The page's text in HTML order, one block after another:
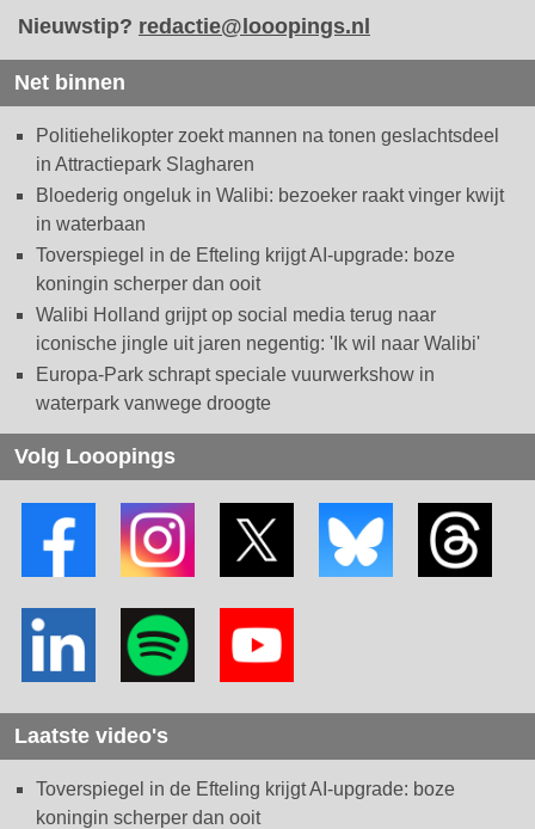
Nieuwstip? redactie@looopings.nl
Net binnen
Politiehelikopter zoekt mannen na tonen geslachtsdeel
in Attractiepark Slagharen
Bloederig ongeluk in Walibi: bezoeker raakt vinger kwijt
in waterbaan
Toverspiegel in de Efteling krijgt AI-upgrade: boze
koningin scherper dan ooit
Walibi Holland grijpt op social media terug naar
iconische jingle uit jaren negentig: 'Ik wil naar Walibi'
Europa-Park schrapt speciale vuurwerkshow in
waterpark vanwege droogte
Volg Looopings
Laatste video's
Toverspiegel in de Efteling krijgt AI-upgrade: boze
koningin scherper dan ooit